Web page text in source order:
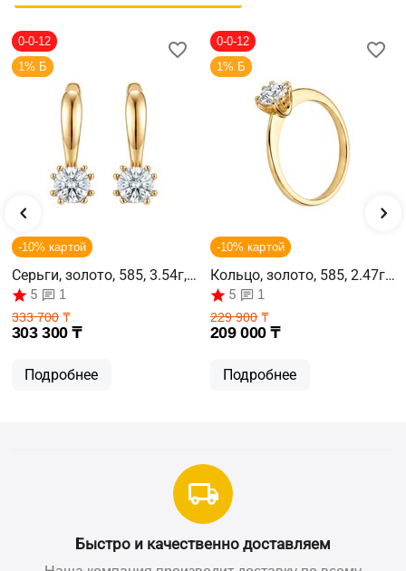
0-0-12
1% Б
-10% картой
Серьги, золото, 585, 3.54г,
63132
5 1
333 700 ₸
303 300 ₸
Подробнее
0-0-12
1% Б
-10% картой
Кольцо, золото, 585, 2.47г,
63118
5 1
229 900 ₸
209 000 ₸
Подробнее
Быстро и качественно доставляем